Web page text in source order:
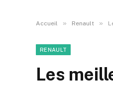
Accueil » Renault »
RENAULT
Les